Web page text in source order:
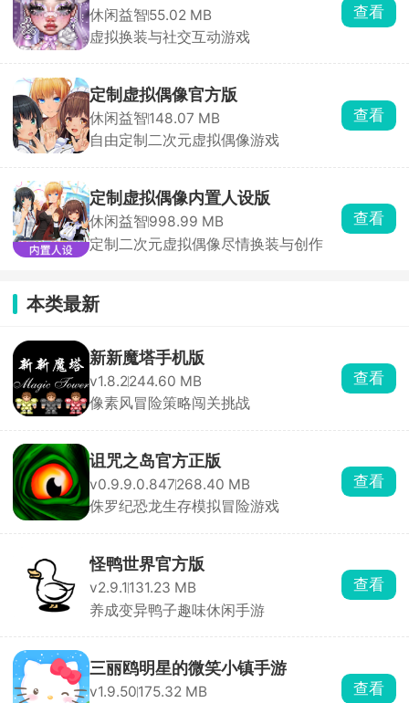
休闲益智55.02 MB
虚拟换装与社交互动游戏
查看
定制虚拟偶像官方版
休闲益智148.07 MB
自由定制二次元虚拟偶像游戏
查看
定制虚拟偶像内置人设版
休闲益智998.99 MB
定制二次元虚拟偶像尽情换装与创作
查看
本类最新
新新魔塔手机版
v1.8.2244.60 MB
像素风冒险策略闯关挑战
查看
诅咒之岛官方正版
v0.9.9.0.847268.40 MB
侏罗纪恐龙生存模拟冒险游戏
查看
怪鸭世界官方版
v2.9.1 131.23 MB
养成变异鸭子趣味休闲手游
查看
三丽鸥明星的微笑小镇手游
v1.9.50175.32 MB
查看